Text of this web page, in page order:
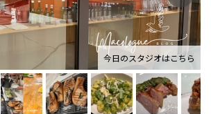
今日のスタジオはこちら